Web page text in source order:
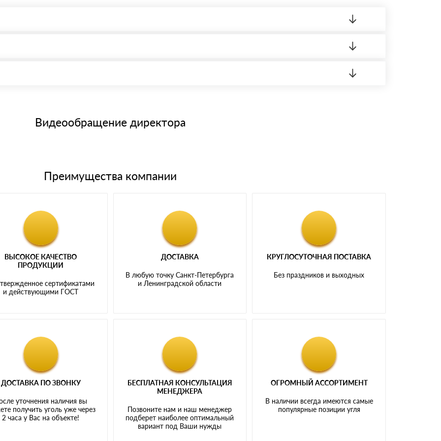
банковским картам
Видеообращение директора
Преимущества компании
ВЫСОКОЕ КАЧЕСТВО
ПРОДУКЦИИ
сертификатами
и действующими ГОСТ
ДОСТАВКА
В любую точку Санкт-Петербурга
и Ленинградской области
КРУГЛОСУТОЧНАЯ ПОСТАВКА
Без праздников и выходных
ДОСТАВКА ПО ЗВОНКУ
уточнения наличия вы
получить уголь уже через
2 часа у Вас на объекте!
БЕСПЛАТНАЯ КОНСУЛЬТАЦИЯ
МЕНЕДЖЕРА
Позвоните нам и наш менеджер
подберет наиболее оптимальный
вариант под Ваши нужды
ОГРОМНЫЙ АССОРТИМЕНТ
В наличии всегда имеются самые
популярные позиции угля